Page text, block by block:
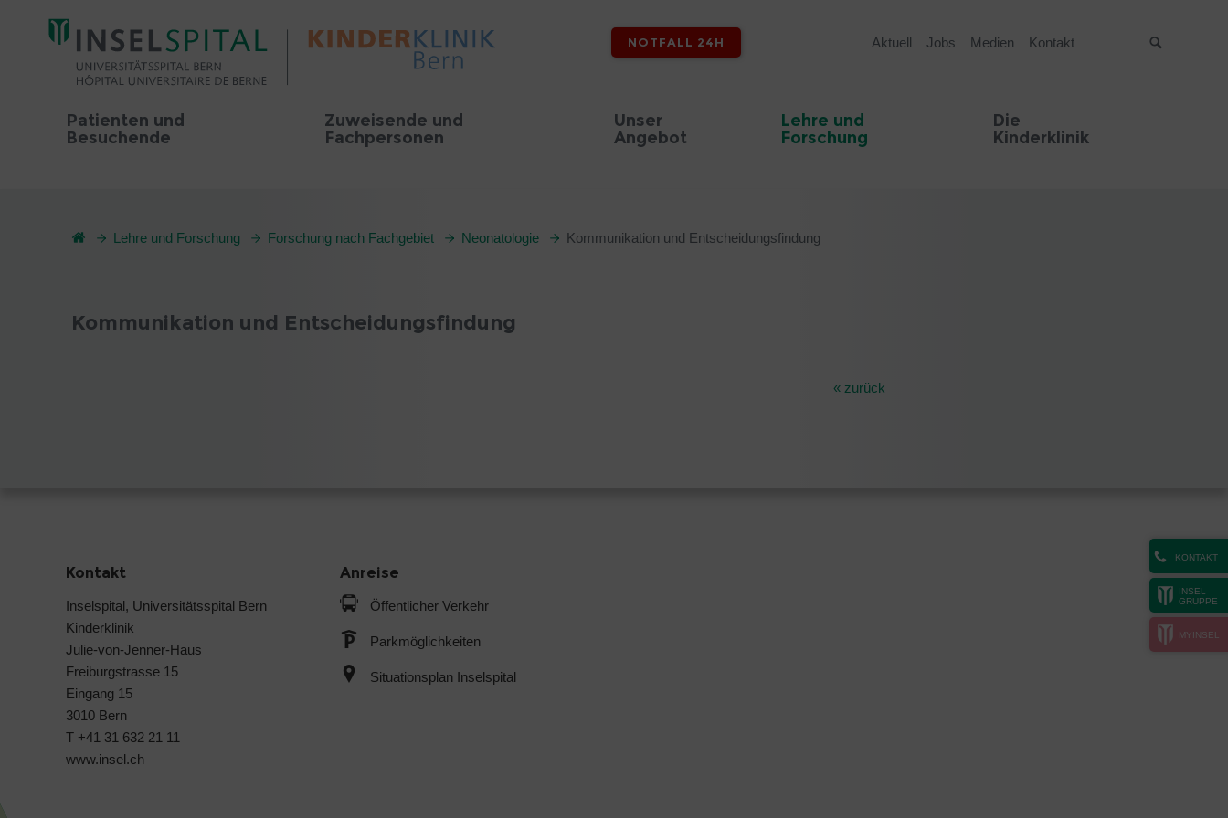
NOTFALL 24H Aktuell Jobs Medien Kontakt
Patienten und
Besuchende
Zuweisende und
Fachpersonen
Unser
Angebot
Lehre und
Forschung
Die
Kinderklinik
KONTAKT
INSEL
GRUPPE
MYINSEL
Lehre und Forschung Forschung nach Fachgebiet Neonatologie Kommunikation und Entscheidungsfindung
Kommunikation und Entscheidungsfindung
« zurück
Kontakt
Inselspital, Universitätsspital Bern
Kinderklinik
Julie-von-Jenner-Haus
Freiburgstrasse 15
Eingang 15
3010 Bern
T +41 31 632 21 11
www.insel.ch
Anreise
Öffentlicher Verkehr
Parkmöglichkeiten
Situationsplan Inselspital